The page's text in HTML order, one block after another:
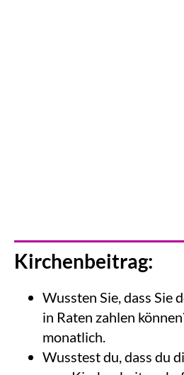
Kirchenbeitrag:
Wussten Sie, dass Sie
in Raten zahlen
monatlich.
Wusstest du, dass du